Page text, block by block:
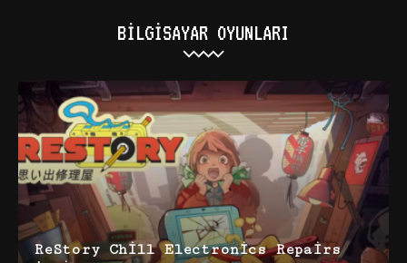
BILGISAYAR OYUNLARI
ReStory Chill Electronics Repairs